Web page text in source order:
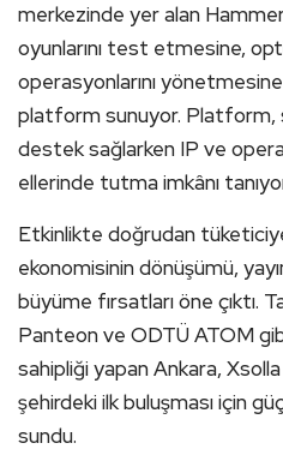
merkezinde yer alan
oyunlarını test etmesine,
operasyonlarını
platform sunuyor. Platform,
destek sağlarken IP ve
ellerinde tutma imkânı
Etkinlikte doğrudan
ekonomisinin dönüşümü,
büyüme fırsatları öne çıktı.
Panteon ve ODTÜ ATOM
sahipliği yapan Ankara,
şehirdeki ilk buluşması için
sundu.